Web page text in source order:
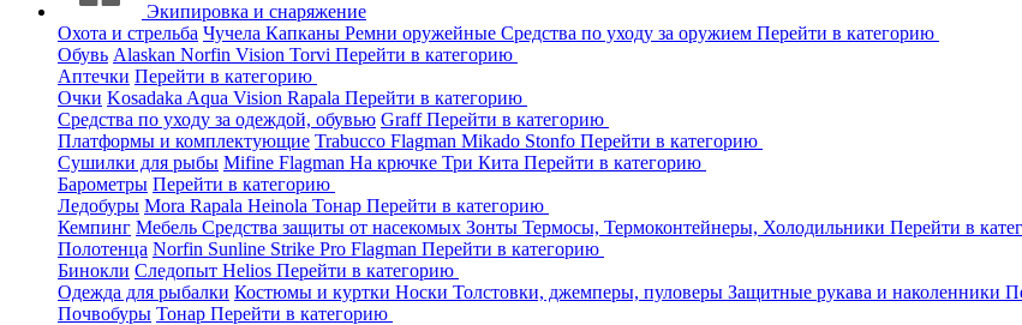
Экипировка и снаряжение
Охота и стрельба Чучела Капканы Ремни оружейные Средства по уходу за оружием Перейти в категорию
Обувь Alaskan Norfin Vision Torvi Перейти в категорию
Аптечки Перейти в категорию
Очки Kosadaka Aqua Vision Rapala Перейти в категорию
Средства по уходу за одеждой, обувью GraffПерейти в категорию
Платформы и комплектующие Trabucco Flagman Mikado Stonfo Перейти в категорию
Сушилки для рыбы Mifine Flagman На крючке Три Кита Перейти в категорию
Барометры Перейти в категорию
Ледобуры Mora Rapala Heinola Тонар Перейти в категорию
Кемпинг Мебель Средства защиты от насекомых Зонты Термосы, Термоконтейнеры, Холодильники Перейти в
Полотенца Norfin Sunline Strike Pro Flagman Перейти в категорию
Бинокли Следопыт Helios Перейти в категорию
Одежда для рыбалки Костюмы и куртки Носки Толстовки, джемперы, пуловеры Защитные рукава и наколенники
Почвобуры Тонар Перейти в категорию